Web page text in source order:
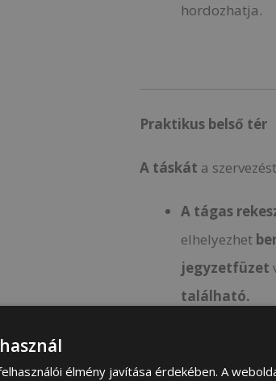
hordozhatja.
Praktikus belső tér
A táskát a
A tágas
elhelyezhet
jegyzetfüzet
található.
élmény javítása érdekében. A